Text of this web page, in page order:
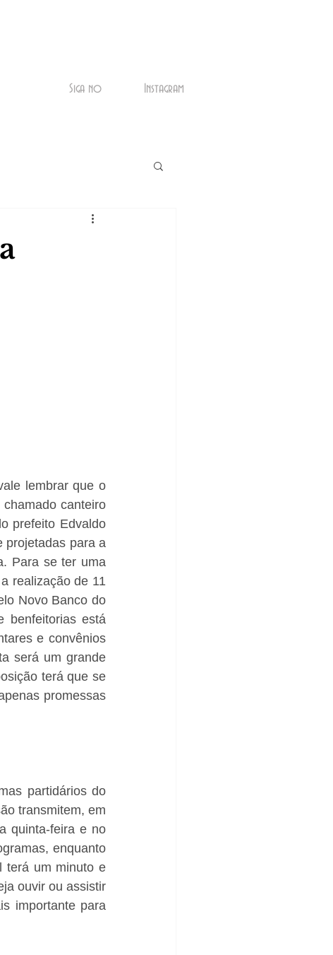
Siga no Instagram
lembrar que o
canteiro
prefeito Edvaldo
projetadas para a
Para se ter uma
realização de 11
Novo Banco do
benfeitorias está
e convênios
será um grande
terá que se
promessas
partidários do
transmitem, em
quinta-feira e no
enquanto
terá um minuto e
ouvir ou assistir
importante para